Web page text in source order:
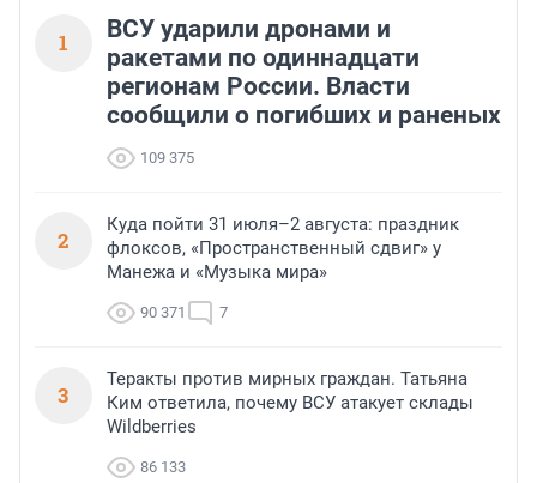
1
ВСУ ударили дронами и
ракетами по одиннадцати
регионам России. Власти
сообщили о погибших и раненых
109 375
2
Куда пойти 31 июля–2 августа: праздник
флоксов, «Пространственный сдвиг» у
Манежа и «Музыка мира»
90 371 7
3
Теракты против мирных граждан. Татьяна
Ким ответила, почему ВСУ атакует склады
Wildberries
86 133